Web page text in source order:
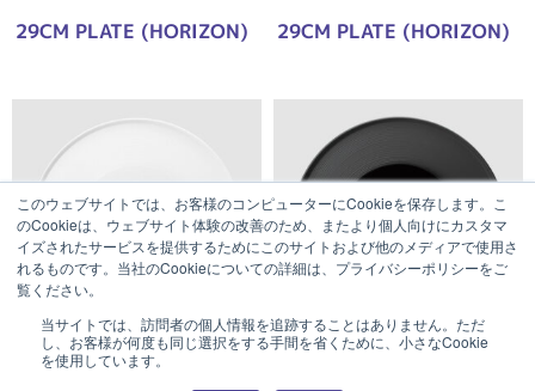
このウェブサイトでは、お客様のコンピューターにCookieを保存します。こ
のCookieは、ウェブサイト体験の改善のため、またより個人向けにカスタマ
イズされたサービスを提供するためにこのサイトおよび他のメディアで使用さ
れるものです。当社のCookieについての詳細は、プライバシーポリシーをご
覧ください。
当サイトでは、訪問者の個人情報を追跡することはありません。ただ
し、お客様が何度も同じ選択をする手間を省くために、小さなCookie
を使用しています。
29CM PLATE (HORIZON) 29CM PLATE (HORIZON)
MATTE AND SHINY